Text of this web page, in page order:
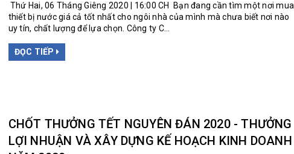
Thứ Hai, 06 Tháng Giêng 2020 | 16:00 CH Bạn đang cần tìm một nơi mua
thiết bị nước giá cả tốt nhất cho ngôi nhà của mình mà chưa biết nơi nào
uy tín, chất lượng để lựa chọn. Công ty C...
ĐỌC TIẾP
CHỐT THƯỞNG TẾT NGUYÊN ĐÁN 2020 - THƯỞNG
LỢI NHUẬN VÀ XÂY DỰNG KẾ HOẠCH KINH DOANH